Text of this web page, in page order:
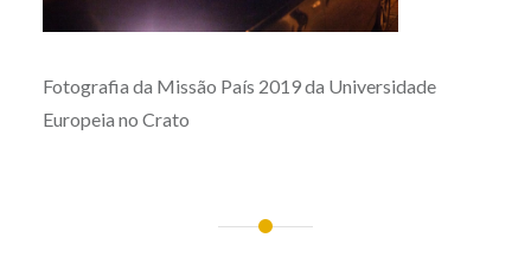
Fotografia da Missão País 2019 da Universidade
Europeia no Crato